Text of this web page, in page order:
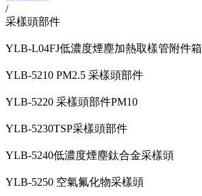
/
采樣頭部件
YLB-L04FJ低濃度煙塵加熱取樣管附件箱
YLB-5210 PM2.5 采樣頭部件
YLB-5220 采樣頭部件PM10
YLB-5230TSP采樣頭部件
YLB-5240低濃度煙塵鈦合金采樣頭
YLB-5250 空氣氟化物采樣頭